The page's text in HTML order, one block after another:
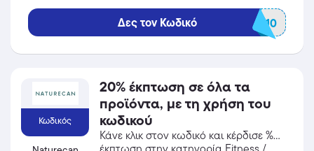
Δες τον Κωδικό SALE10
Κωδικός
20% έκπτωση σε όλα τα
προϊόντα, με τη χρήση του
κωδικού
Κάνε κλικ στον κωδικό και κέρδισε %